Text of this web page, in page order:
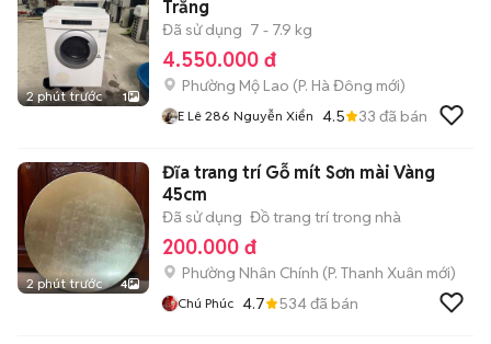
2 phút trước 1
Trắng
Đã sử dụng 7 - 7.9 kg
4.550.000 đ
Phường Mộ Lao (P. Hà Đông mới)
E Lê 286 Nguyễn Xiển 4.5 33 đã bán
2 phút trước 4
Đĩa trang trí Gỗ mít Sơn mài Vàng
45cm
Đã sử dụng Đồ trang trí trong nhà
200.000 đ
Phường Nhân Chính (P. Thanh Xuân mới)
Chú Phúc 4.7 534đã bán